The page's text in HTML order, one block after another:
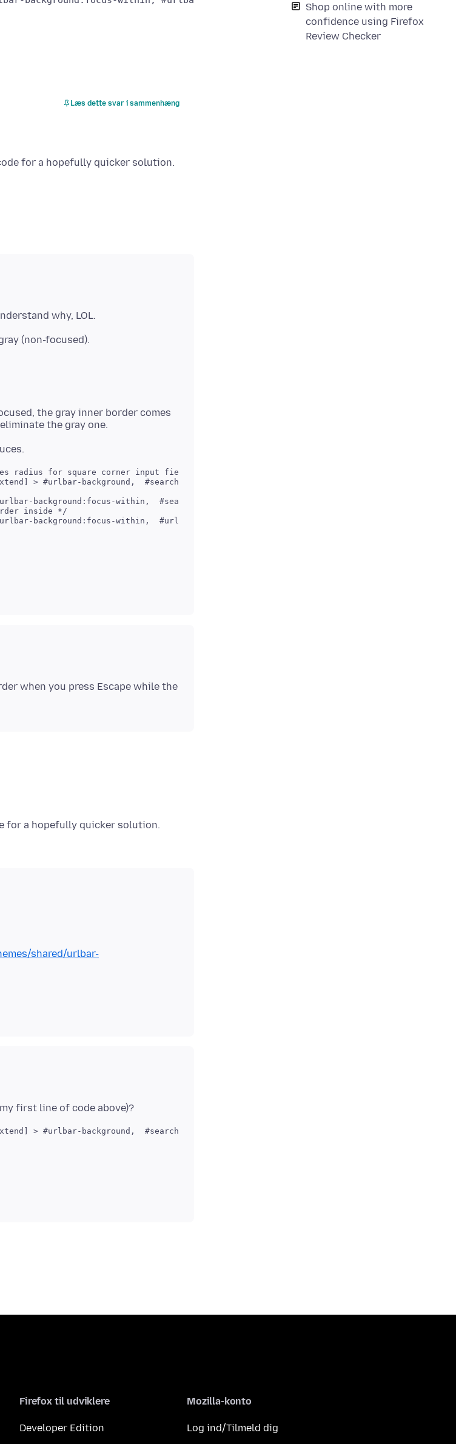
Shop online with more
confidence using Firefox
Review Checker
Læs dette svar i sammenhæng
the gray inner border comes
radius for square corner input fields */
inside */
when you press Escape while the
shared/urlbar-
Firefox til udviklere
Developer Edition
Mozilla-konto
Log ind/Tilmeld dig